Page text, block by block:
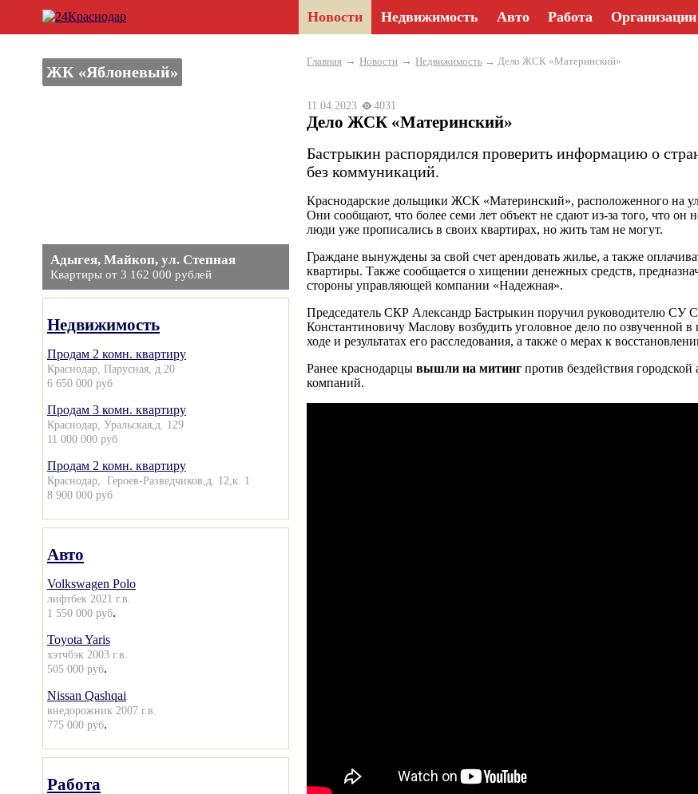
Новости Недвижимость Авто Работа Организации
ЖК «Яблоневый»
Адыгея, Майкоп, ул. Степная
Квартиры от 3 162 000 рублей
Недвижимость
Продам 2 комн. квартиру
Краснодар, Парусная, д.20
6 650 000 руб
Продам 3 комн. квартиру
Краснодар, Уральская,д. 129
11 000 000 руб
Продам 2 комн. квартиру
Краснодар, Героев-Разведчиков,д. 12,к. 1
8 900 000 руб
Авто
Volkswagen Polo
лифтбек 2021 г.в.
1 550 000 руб.
Toyota Yaris
хэтчбэк 2003 г.в.
505 000 руб.
Nissan Qashqai
внедорожник 2007 г.в.
775 000 руб.
Работа
Главная → Новости → Недвижимость → Дело ЖСК «Материнский»
11.04.2023 4031
Дело ЖСК «Материнский»
Бастрыкин распорядился проверить информацию о
без коммуникаций.
Краснодарские дольщики ЖСК «Материнский», расположенного на
Они сообщают, что более семи лет объект не сдают из-за того, что
люди уже прописались в своих квартирах, но жить там не могут.
Граждане вынуждены за свой счет арендовать жилье, а также
квартиры. Также сообщается о хищении денежных средств,
стороны управляющей компании «Надежная».
Председатель СКР Александр Бастрыкин поручил руководителю СУ
Константиновичу Маслову возбудить уголовное дело по озвученной
ходе и результатах его расследования, а также о мерах к
Ранее краснодарцы вышли на митинг против бездействия
компаний.